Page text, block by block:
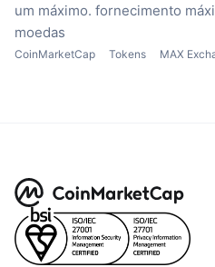
um máximo. fornecimento
moedas
CoinMarketCap Tokens MAX